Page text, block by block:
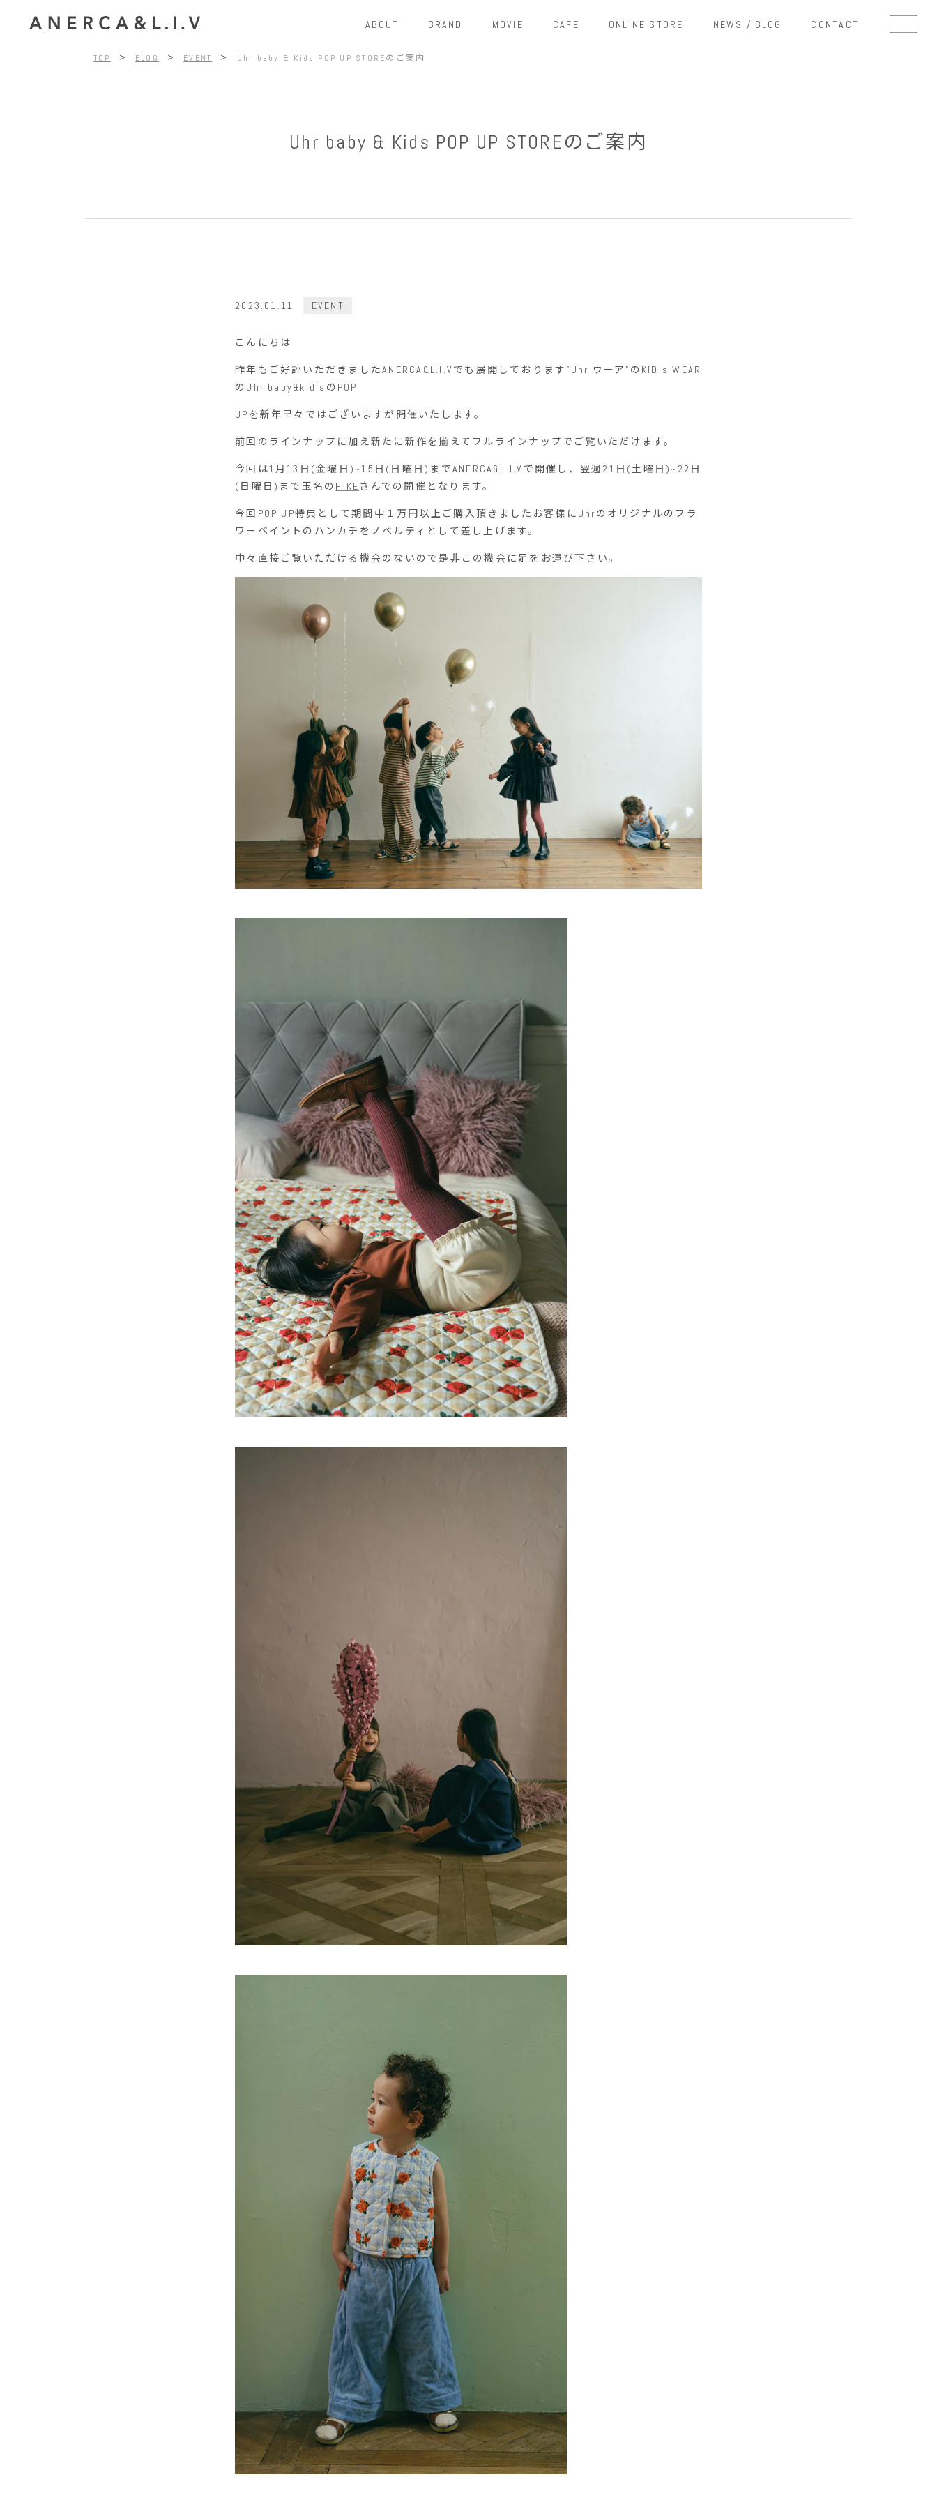
ABOUT BRAND MOVIE CAFE ONLINE STORE NEWS / BLOG CONTACT
TOP > BLOG > EVENT > Uhr baby & Kids POP UP STOREのご案内
Uhr baby & Kids POP UP STOREのご案内
2023.01.11 EVENT
こんにちは
昨年もご好評いただきましたANERCA&L.I.Vでも展開しております"Uhr ウーア"のKID's WEAR
のUhr baby&kid'sのPOP
UPを新年早々ではございますが開催いたします。
前回のラインナップに加え新たに新作を揃えてフルラインナップでご覧いただけます。
今回は1月13日(金曜日)~15日(日曜日)までANERCA&L.I.Vで開催し、翌週21日(土曜日)~22日
(日曜日)まで玉名の HIKE さんでの開催となります。
今回POP UP特典として期間中１万円以上ご購入頂きましたお客様にUhrのオリジナルのフラ
ワーペイントのハンカチをノベルティとして差し上げます。
中々直接ご覧いただける機会のないので是非この機会に足をお運び下さい。